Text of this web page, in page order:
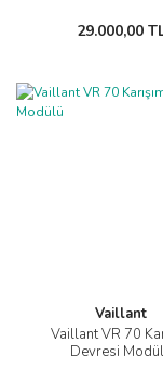
29.000,00
Vaillant
Vaillant VR 70
Devresi